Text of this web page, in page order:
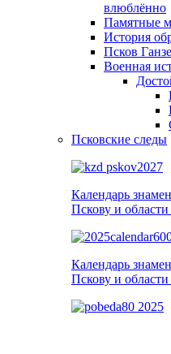
влюблённо
Памятные
История
Псков
Военная
Псковские следы
Календарь
Пскову и
Календарь
Пскову и